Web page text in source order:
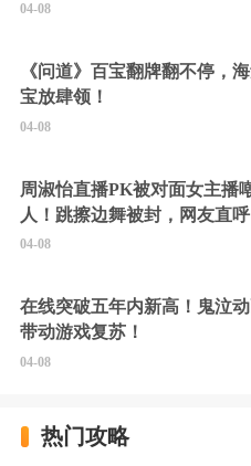
04-08
《问道》百宝翻牌翻不停，
宝放肆领！
04-08
周淑怡直播PK被对面女主播
人！跳擦边舞被封，网友直
硬擦封的好！
04-08
在线突破五年内新高！鬼泣
带动游戏复苏！
04-08
热门攻略